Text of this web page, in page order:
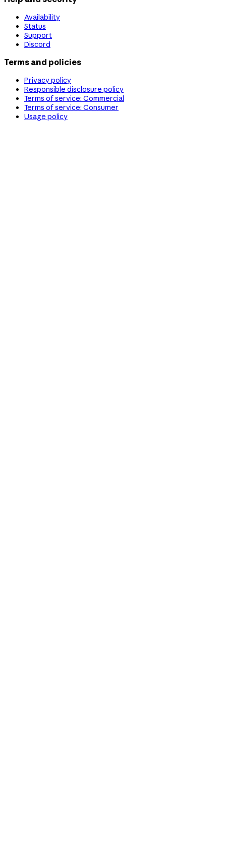
Availability
Status
Support
Discord
Terms and policies
Privacy policy
Responsible disclosure policy
Terms of service: Commercial
Terms of service: Consumer
Usage policy